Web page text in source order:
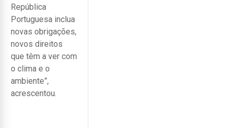
República
Portuguesa inclua
novas obrigações,
novos direitos
que têm a ver com
o clima e o
ambiente”,
acrescentou.